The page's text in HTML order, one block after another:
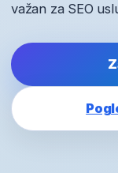
važan za SEO